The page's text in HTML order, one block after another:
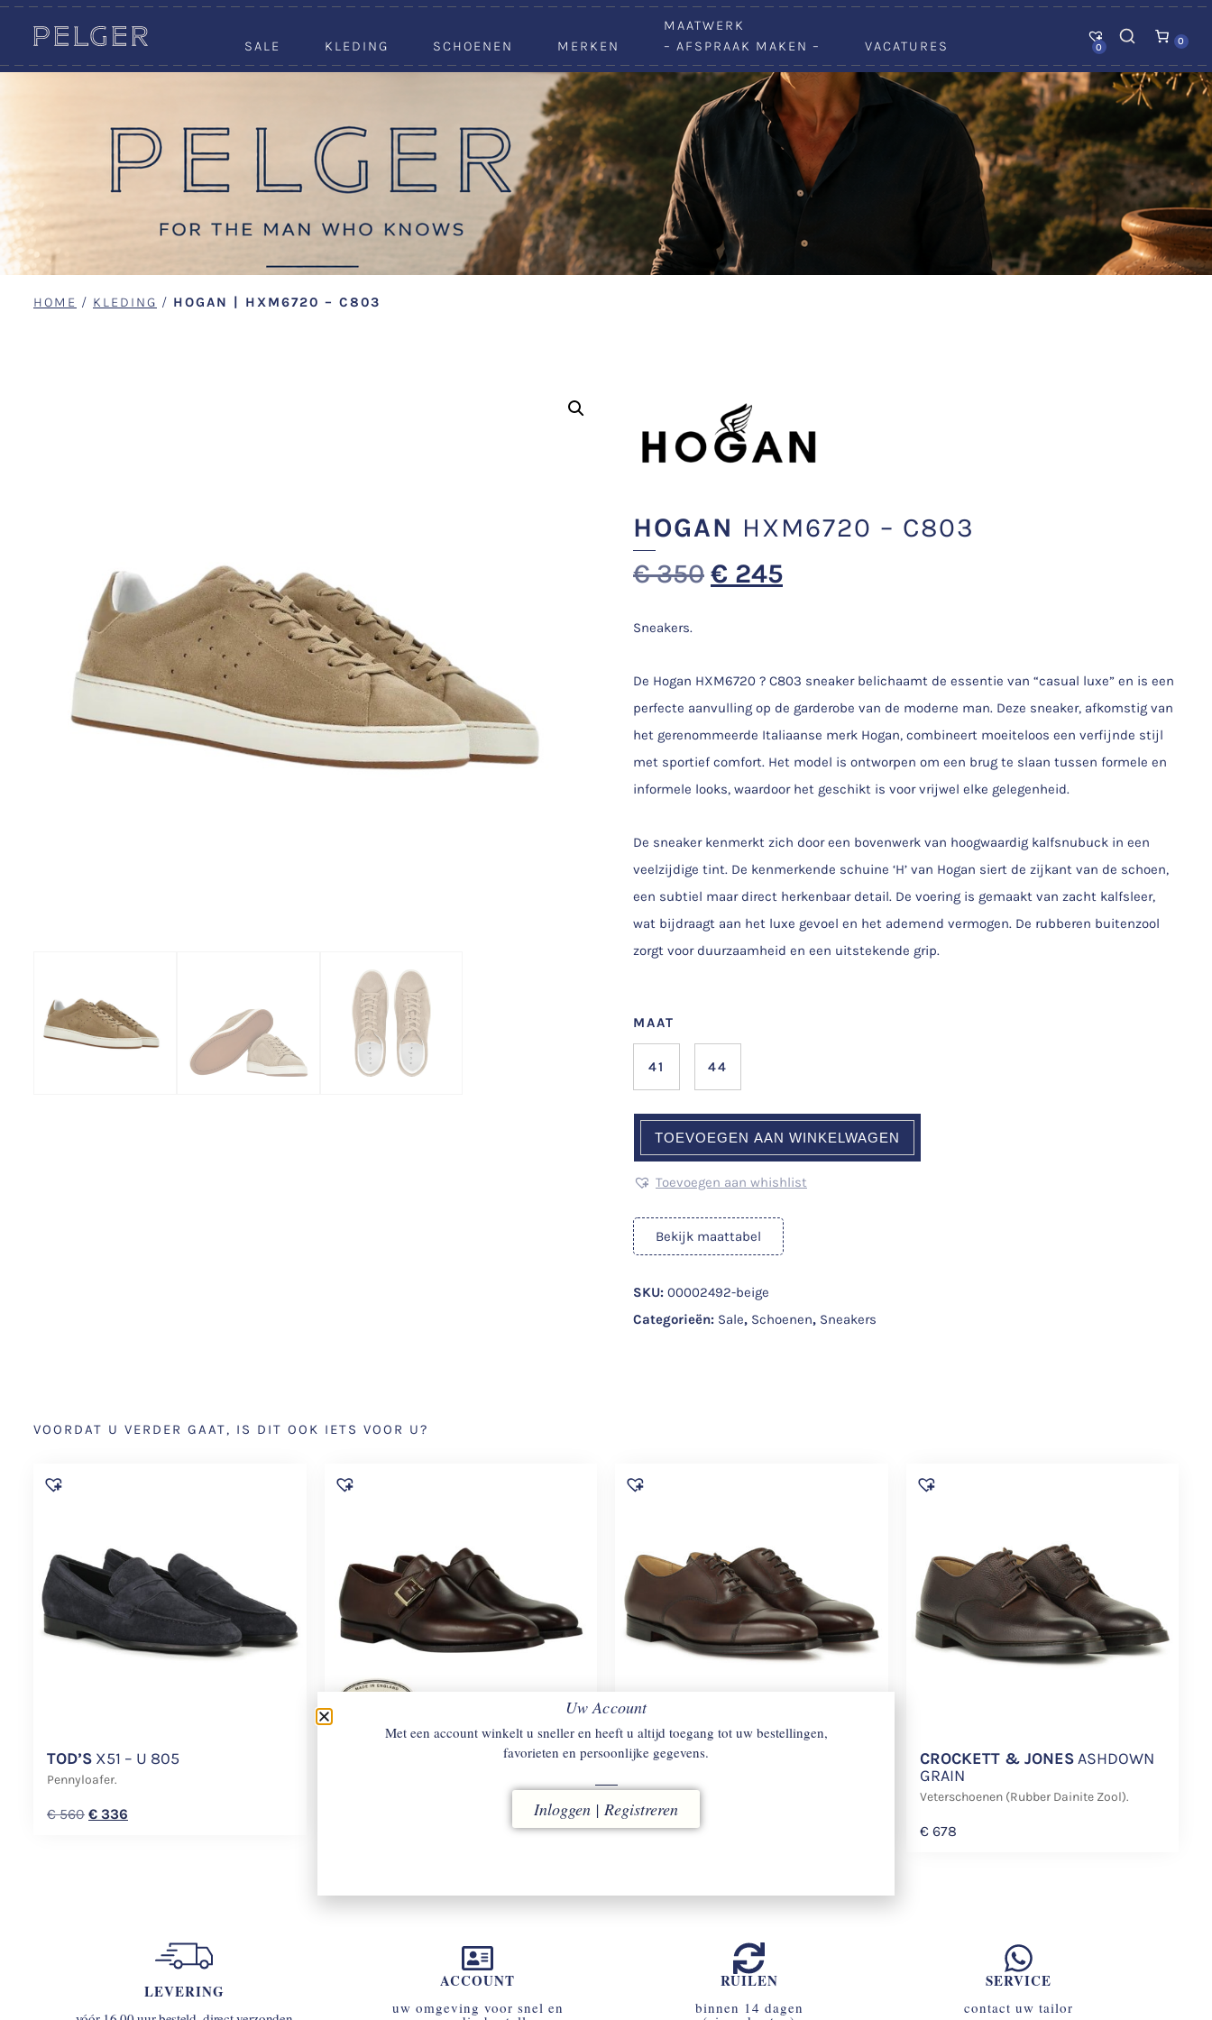
SALE KLEDING SCHOENEN MERKEN
MAATWERK
– AFSPRAAK MAKEN –
VACATURES 0 0
HOME / KLEDING / HOGAN | HXM6720 – C803
HOGAN HXM6720 – C803
€350€ 245
Sneakers.
De Hogan HXM6720 ? C803 sneaker belichaamt de essentie van “casual luxe” en is een
perfecte aanvulling op de garderobe van de moderne man. Deze sneaker, afkomstig van
het gerenommeerde Italiaanse merk Hogan, combineert moeiteloos een verfijnde stijl
met sportief comfort. Het model is ontworpen om een brug te slaan tussen formele en
informele looks, waardoor het geschikt is voor vrijwel elke gelegenheid.
De sneaker kenmerkt zich door een bovenwerk van hoogwaardig kalfsnubuck in een
veelzijdige tint. De kenmerkende schuine ‘H’ van Hogan siert de zijkant van de schoen,
een subtiel maar direct herkenbaar detail. De voering is gemaakt van zacht kalfsleer,
wat bijdraagt aan het luxe gevoel en het ademend vermogen. De rubberen buitenzool
zorgt voor duurzaamheid en een uitstekende grip.
MAAT
41 44
TOEVOEGEN AAN WINKELWAGEN
Toevoegen aan whishlist
Bekijk maattabel
SKU: 00002492-beige
Categorieën: Sale, Schoenen, Sneakers
VOORDAT U VERDER GAAT, IS DIT OOK IETS VOOR U?
TOD’S X51 – U 805
Pennyloafer.
€560 € 336
SAVILE
CROCKETT & JONES
Veterschoen.
€720
CROCKETT & JONESASHDOWN
GRAIN
Veterschoenen (Rubber Dainite Zool).
€678
LEVERING
ACCOUNT
uw omgeving voor snel en
RUILEN
binnen 14 dagen
SERVICE
contact uw tailor
Uw Account
Met een account winkelt u sneller en heeft u altijd toegang tot uw bestellingen,
favorieten en persoonlijke gegevens.
Inloggen | Registreren